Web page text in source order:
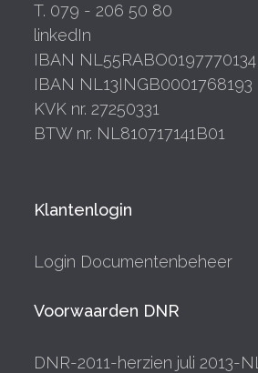
T. 079 - 206 50 80
linkedIn
IBAN NL55RABO0197770134
IBAN NL13INGB0001768193
KVK nr. 27250331
BTW nr. NL810717141B01
Klantenlogin
Login Documentenbeheer
Voorwaarden DNR
DNR-2011-herzien juli 2013-NL